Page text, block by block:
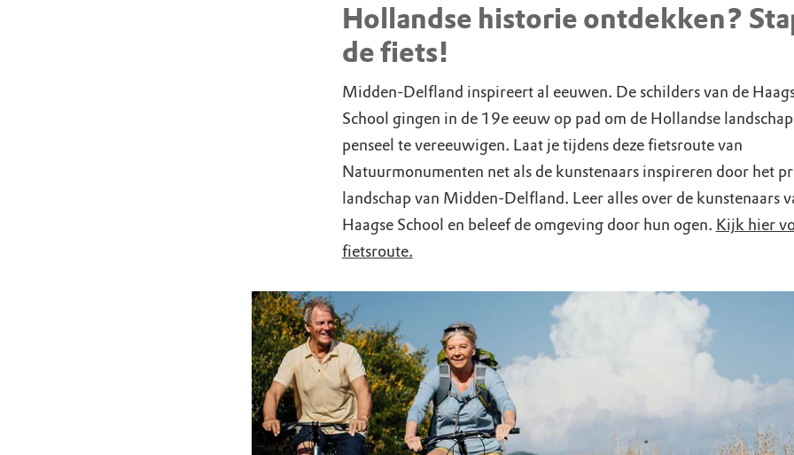
Hollandse historie ontdekken?
de fiets!
Midden-Delfland inspireert al eeuwen. De schilders van de
School gingen in de 19e eeuw op pad om de Hollandse
penseel te vereeuwigen. Laat je tijdens deze fietsroute van
Natuurmonumenten net als de kunstenaars inspireren door het
landschap van Midden-Delfland. Leer alles over de kunstenaars
Haagse School en beleef de omgeving door hun ogen. Kijk hier
fietsroute.